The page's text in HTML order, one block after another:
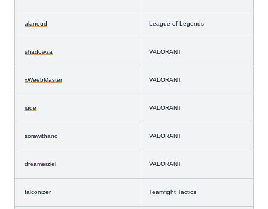
alanoud League of Legends
shadowza VALORANT
xWeebMaster VALORANT
jude VALORANT
sorawithano VALORANT
dreamerzlel VALORANT
falconizer Teamfight Tactics